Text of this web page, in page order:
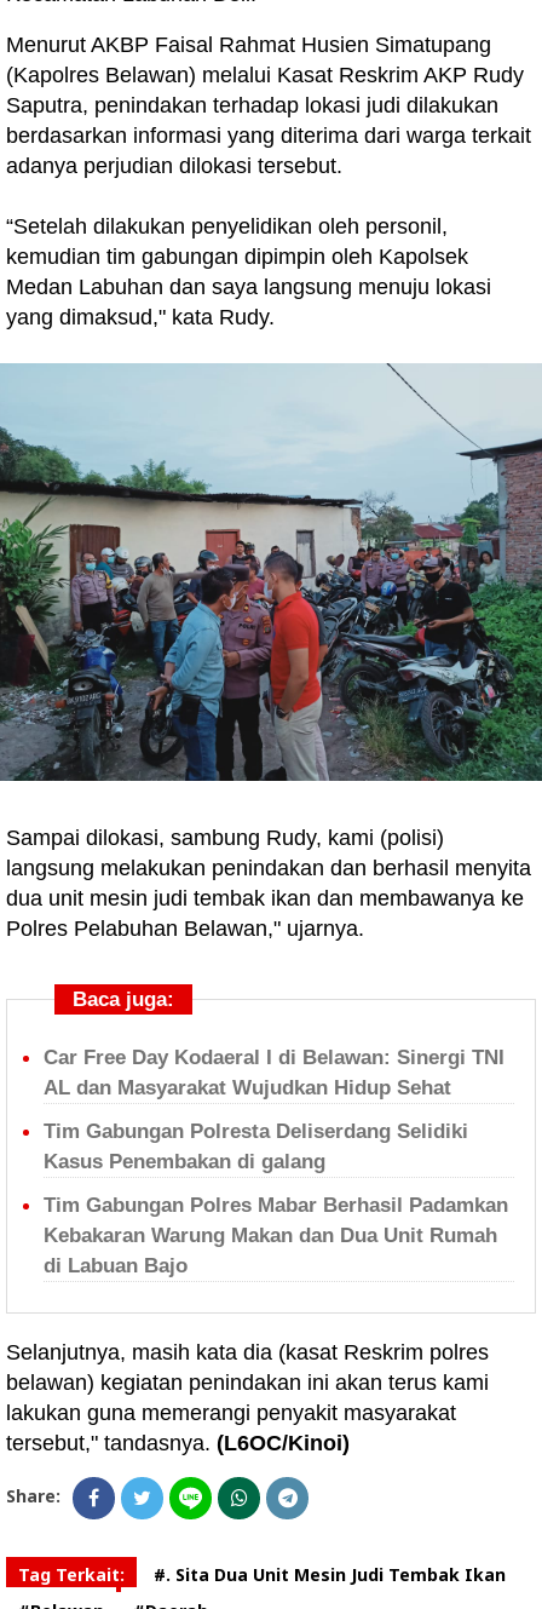
Menurut AKBP Faisal Rahmat Husien Simatupang
(Kapolres Belawan) melalui Kasat Reskrim AKP Rudy
Saputra, penindakan terhadap lokasi judi dilakukan
berdasarkan informasi yang diterima dari warga terkait
adanya perjudian dilokasi tersebut.
“Setelah dilakukan penyelidikan oleh personil,
kemudian tim gabungan dipimpin oleh Kapolsek
Medan Labuhan dan saya langsung menuju lokasi
yang dimaksud," kata Rudy.
Sampai dilokasi, sambung Rudy, kami (polisi)
langsung melakukan penindakan dan berhasil menyita
dua unit mesin judi tembak ikan dan membawanya ke
Polres Pelabuhan Belawan," ujarnya.
Baca juga:
Car Free Day Kodaeral I di Belawan: Sinergi TNI
AL dan Masyarakat Wujudkan Hidup Sehat
Tim Gabungan Polresta Deliserdang Selidiki
Kasus Penembakan di galang
Tim Gabungan Polres Mabar Berhasil Padamkan
Kebakaran Warung Makan dan Dua Unit Rumah
di Labuan Bajo
Selanjutnya, masih kata dia (kasat Reskrim polres
belawan) kegiatan penindakan ini akan terus kami
lakukan guna memerangi penyakit masyarakat
tersebut," tandasnya. (L6OC/Kinoi)
Share:
Tag Terkait:
#. Sita Dua Unit Mesin Judi Tembak Ikan